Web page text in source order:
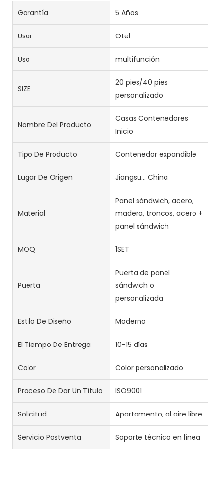
Garantía 5 Años
Usar Otel
Uso multifunción
SIZE
20 pies/40 pies
personalizado
Nombre Del Producto
Casas Contenedores
Inicio
Tipo De Producto Contenedor expandible
Lugar De Origen Jiangsu... China
Material
Panel sándwich, acero,
madera, troncos, acero +
panel sándwich
MOQ 1SET
Puerta
Puerta de panel
sándwich o
personalizada
Estilo De Diseño Moderno
El Tiempo De Entrega 10-15 días
Color Color personalizado
Proceso De Dar Un Título ISO9001
Solicitud Apartamento, al aire libre
Servicio Postventa Soporte técnico en línea